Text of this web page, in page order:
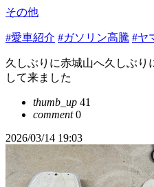
その他
#愛車紹介 #ガソリン高騰 #ヤ
久しぶりに赤城山へ久しぶり
して来ました
thumb_up 41
comment0
2026/03/14 19:03